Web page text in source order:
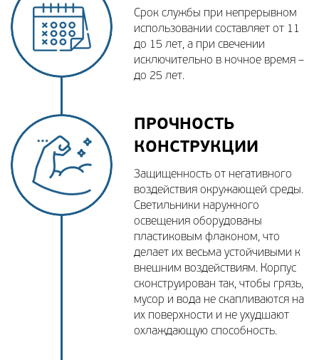
Срок службы при непрерывном
использовании составляет от 11
до 15 лет, а при свечении
исключительно в ночное время –
до 25 лет.
ПРОЧНОСТЬ
КОНСТРУКЦИИ
Защищенность от негативного
воздействия окружающей среды.
Светильники наружного
освещения оборудованы
пластиковым флаконом, что
делает их весьма устойчивыми к
внешним воздействиям. Корпус
сконструирован так, чтобы грязь,
мусор и вода не скапливаются на
их поверхности и не ухудшают
охлаждающую способность.